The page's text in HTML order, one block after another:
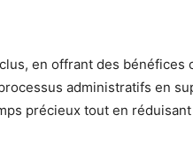
en offrant des bénéfices
administratifs en
précieux tout en réduisant